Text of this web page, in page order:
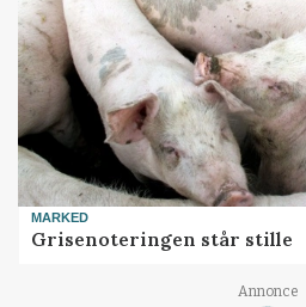
MARKED
Grisenoteringen står stille
Annonce